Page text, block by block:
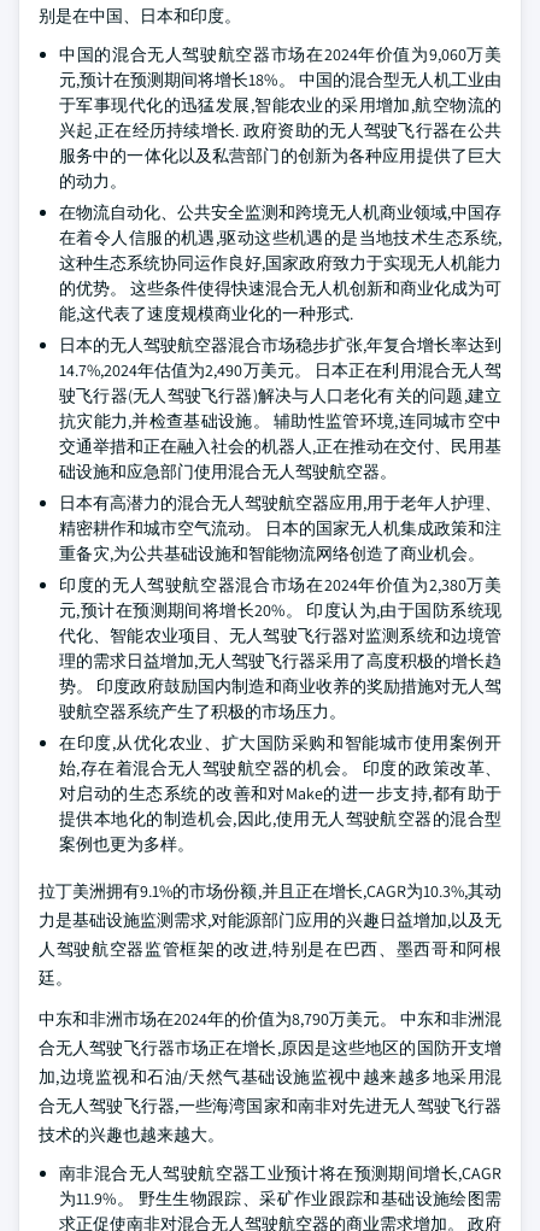
别是在中国、日本和印度。
中国的混合无人驾驶航空器市场在2024年价值为9,060万美
元,预计在预测期间将增长18%。 中国的混合型无人机工业由
于军事现代化的迅猛发展,智能农业的采用增加,航空物流的
兴起,正在经历持续增长. 政府资助的无人驾驶飞行器在公共
服务中的一体化以及私营部门的创新为各种应用提供了巨大
的动力。
在物流自动化、公共安全监测和跨境无人机商业领域,中国存
在着令人信服的机遇,驱动这些机遇的是当地技术生态系统,
这种生态系统协同运作良好,国家政府致力于实现无人机能力
的优势。 这些条件使得快速混合无人机创新和商业化成为可
能,这代表了速度规模商业化的一种形式.
日本的无人驾驶航空器混合市场稳步扩张,年复合增长率达到
14.7%,2024年估值为2,490万美元。 日本正在利用混合无人驾
驶飞行器(无人驾驶飞行器)解决与人口老化有关的问题,建立
抗灾能力,并检查基础设施。 辅助性监管环境,连同城市空中
交通举措和正在融入社会的机器人,正在推动在交付、民用基
础设施和应急部门使用混合无人驾驶航空器。
日本有高潜力的混合无人驾驶航空器应用,用于老年人护理、
精密耕作和城市空气流动。 日本的国家无人机集成政策和注
重备灾,为公共基础设施和智能物流网络创造了商业机会。
印度的无人驾驶航空器混合市场在2024年价值为2,380万美
元,预计在预测期间将增长20%。 印度认为,由于国防系统现
代化、智能农业项目、无人驾驶飞行器对监测系统和边境管
理的需求日益增加,无人驾驶飞行器采用了高度积极的增长趋
势。 印度政府鼓励国内制造和商业收养的奖励措施对无人驾
驶航空器系统产生了积极的市场压力。
在印度,从优化农业、扩大国防采购和智能城市使用案例开
始,存在着混合无人驾驶航空器的机会。 印度的政策改革、
对启动的生态系统的改善和对Make的进一步支持,都有助于
提供本地化的制造机会,因此,使用无人驾驶航空器的混合型
案例也更为多样。
拉丁美洲拥有9.1%的市场份额,并且正在增长,CAGR为10.3%,其动
力是基础设施监测需求,对能源部门应用的兴趣日益增加,以及无
人驾驶航空器监管框架的改进,特别是在巴西、墨西哥和阿根
廷。
中东和非洲市场在2024年的价值为8,790万美元。 中东和非洲混
合无人驾驶飞行器市场正在增长,原因是这些地区的国防开支增
加,边境监视和石油/天然气基础设施监视中越来越多地采用混
合无人驾驶飞行器,一些海湾国家和南非对先进无人驾驶飞行器
技术的兴趣也越来越大。
南非混合无人驾驶航空器工业预计将在预测期间增长,CAGR
为11.9%。 野生生物跟踪、采矿作业跟踪和基础设施绘图需
求正促使南非对混合无人驾驶航空器的商业需求增加。 政府